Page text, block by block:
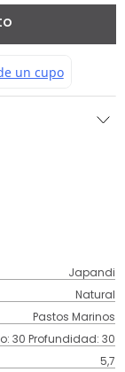
Japandi
Natural
Pastos Marinos
30 Profundidad: 30
5,7